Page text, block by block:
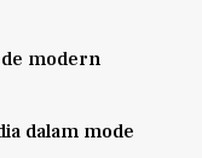
modern
dalam mode